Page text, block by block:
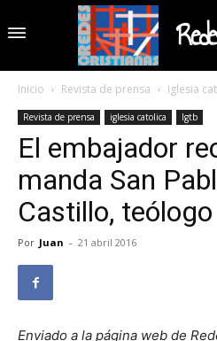
Inicio Revista de prensa iglesia
Revista de prensa iglesia catolica lgtb
El embajador
manda San
Castillo, teólogo
Por Juan - 21 abril 2016
Enviado a la página web de